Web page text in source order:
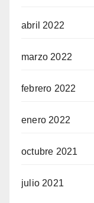
abril 2022
marzo 2022
febrero 2022
enero 2022
octubre 2021
julio 2021